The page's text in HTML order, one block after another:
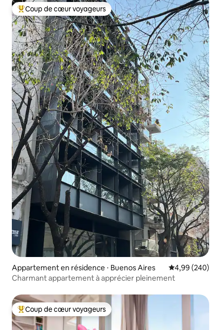
Coups de cœur voyageurs les plus appréciés
Coup de cœur voyageurs
Appartement en résidence ⋅ Buenos Aires Évaluation
4,99 (240)
Charmant appartement à apprécier pleinement
Coups de cœur voyageurs les plus appréciés
Coup de cœur voyageurs